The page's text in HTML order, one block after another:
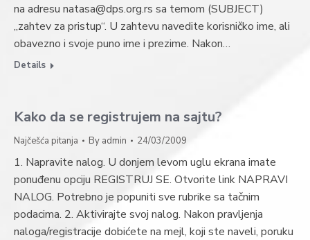
na adresu natasa@dps.org.rs sa temom (SUBJECT)
„zahtev za pristup“. U zahtevu navedite korisničko ime, ali
obavezno i svoje puno ime i prezime. Nakon…
Details
Kako da se registrujem na sajtu?
Najčešća pitanja By admin 24/03/2009
1. Napravite nalog. U donjem levom uglu ekrana imate
ponuđenu opciju REGISTRUJ SE. Otvorite link NAPRAVI
NALOG. Potrebno je popuniti sve rubrike sa tačnim
podacima. 2. Aktivirajte svoj nalog. Nakon pravljenja
naloga/registracije dobićete na mejl, koji ste naveli, poruku